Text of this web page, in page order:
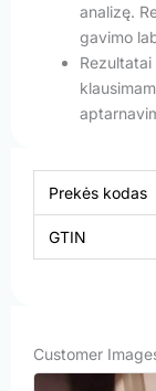
analizę.
gavimo
Prekės kodas
GTIN
Customer